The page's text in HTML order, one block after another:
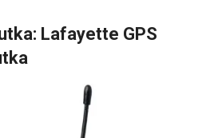
: Lafayette GPS